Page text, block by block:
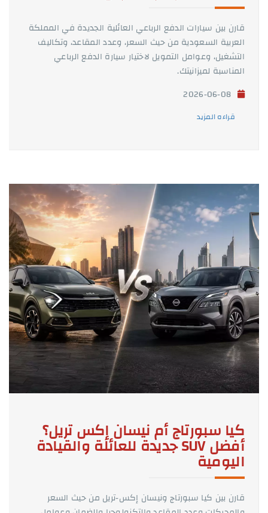
قارن بين سيارات الدفع الرباعي العائلية الجديدة في المملكة
العربية السعودية من حيث السعر، وعدد المقاعد، وتكاليف
التشغيل، وعوامل التمويل لاختيار سيارة الدفع الرباعي
المناسبة لميزانيتك.
قراءه المزيد
كيا سبورتاج أم نيسان إكس تريل؟
أفضل SUV جديدة للعائلة والقيادة
اليومية
قارن بين كيا سبورتاج ونيسان إكس-تريل من حيث السعر